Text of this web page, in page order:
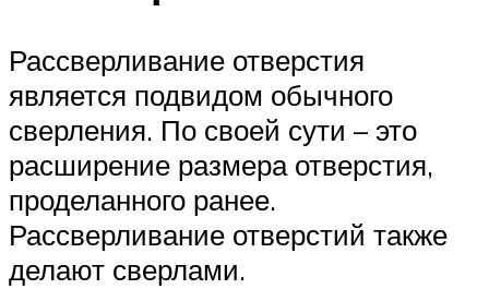
Рассверливание отверстия
является подвидом обычного
сверления. По своей сути – это
расширение размера отверстия,
проделанного ранее.
Рассверливание отверстий также
делают сверлами.